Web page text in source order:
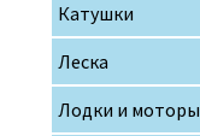
Катушки
Леска
Лодки и моторы